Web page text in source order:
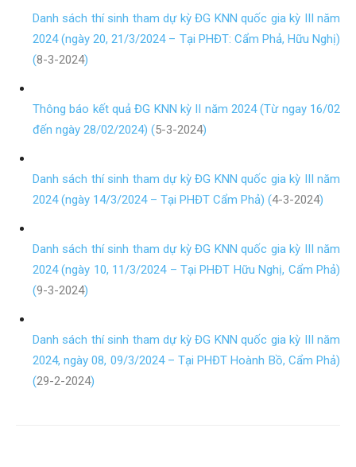
Danh sách thí sinh tham dự kỳ ĐG KNN quốc gia kỳ III năm
2024 (ngày 20, 21/3/2024 – Tại PHĐT: Cẩm Phả, Hữu Nghị)
(8-3-2024)
Thông báo kết quả ĐG KNN kỳ II năm 2024 (Từ ngay 16/02
đến ngày 28/02/2024) (5-3-2024)
Danh sách thí sinh tham dự kỳ ĐG KNN quốc gia kỳ III năm
2024 (ngày 14/3/2024 – Tại PHĐT Cẩm Phả) (4-3-2024)
Danh sách thí sinh tham dự kỳ ĐG KNN quốc gia kỳ III năm
2024 (ngày 10, 11/3/2024 – Tại PHĐT Hữu Nghị, Cẩm Phả)
(9-3-2024)
Danh sách thí sinh tham dự kỳ ĐG KNN quốc gia kỳ III năm
2024, ngày 08, 09/3/2024 – Tại PHĐT Hoành Bồ, Cẩm Phả)
(29-2-2024)